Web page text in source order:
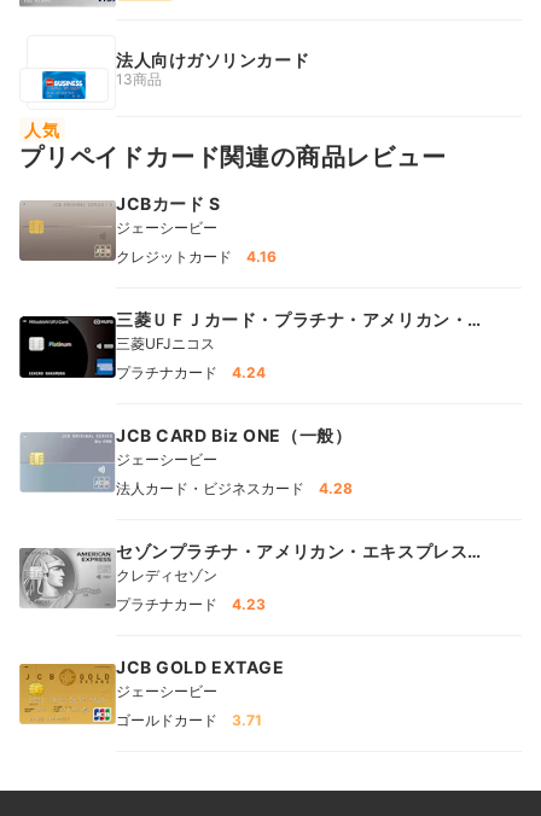
法人向けガソリンカード
13商品
人気
プリペイドカード関連の商品レビュー
JCBカード S
ジェーシービー
クレジットカード
4.16
三菱ＵＦＪカード・プラチナ・アメリカン・エ
キスプレス®・カード
三菱UFJニコス
プラチナカード
4.24
JCB CARD Biz ONE（一般）
ジェーシービー
法人カード・ビジネスカード
4.28
セゾンプラチナ・アメリカン・エキスプレス
®︎・カード
クレディセゾン
プラチナカード
4.23
JCB GOLD EXTAGE
ジェーシービー
ゴールドカード
3.71